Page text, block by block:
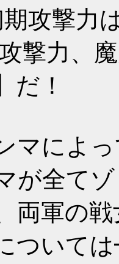
攻撃力
撃力、
だ！
マによ
が全てゾ
両軍の
ついて